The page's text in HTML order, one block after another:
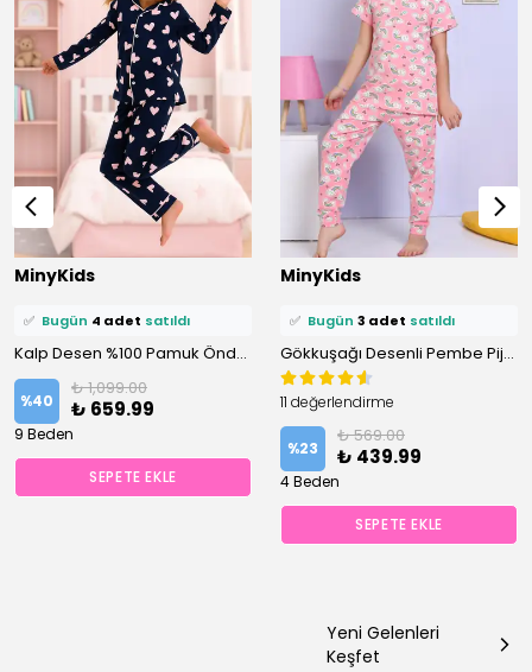
MinyKids
⭐️ Bu ürünü9 kişifavoriledi!
5 kişi
✅ Bugün 4 adet satıldı
Kalp Desen %100 Pamuk Önden Düğmeli Lacivert Kız Çocuk Pijama Takım
%40
₺ 1,099.00
₺ 659.99
9 Beden
SEPETE EKLE
MinyKids
⭐️ Bu ürünü14 kişifavoriledi!
8 kişi
✅ Bugün 3 adet satıldı
Gökkuşağı Desenli Pembe Pijama Takımı
11 değerlendirme
%23
₺ 569.00
₺ 439.99
4 Beden
SEPETE EKLE
Yeni Gelenleri
Keşfet